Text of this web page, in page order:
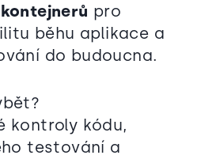
pro
běhu aplikace a
do budoucna.
kontroly kódu,
testování a